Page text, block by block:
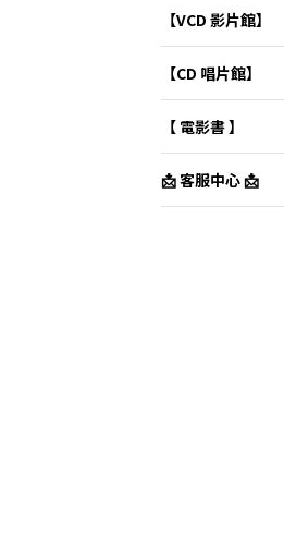
【VCD 影片館】
【CD 唱片館】
【 電影書 】
📩 客服中心 📩